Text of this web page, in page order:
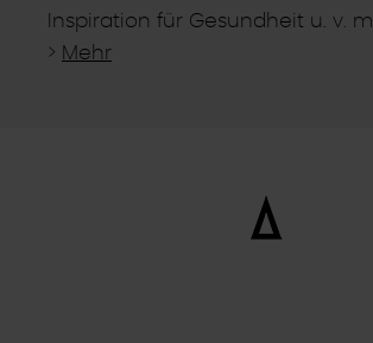
Inspiration für Gesundheit u. v. m.
> Mehr